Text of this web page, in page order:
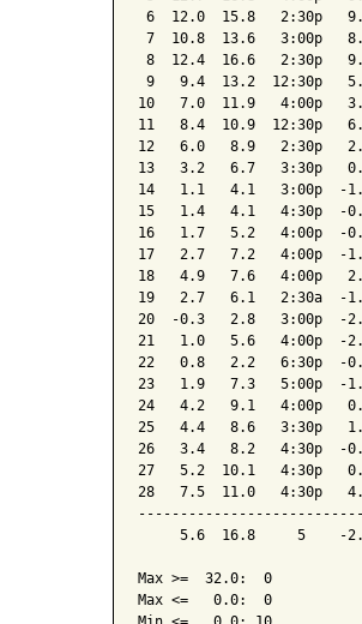
6  12.0  15.8   2:30p
7  10.8  13.6   3:00p
8  12.4  16.6   2:30p
9   9.4  13.2  12:30p
10   7.0  11.9   4:00p
11   8.4  10.9  12:30p
12   6.0   8.9   2:30p
13   3.2   6.7   3:30p
14   1.1   4.1   3:00p  -
15   1.4   4.1   4:30p  -
16   1.7   5.2   4:00p  -
17   2.7   7.2   4:00p  -
18   4.9   7.6   4:00p
19   2.7   6.1   2:30a  -
20  -0.3   2.8   3:00p  -
21   1.0   5.6   4:00p  -
22   0.8   2.2   6:30p  -
23   1.9   7.3   5:00p  -
24   4.2   9.1   4:00p
25   4.4   8.6   3:30p
26   3.4   8.2   4:30p  -
27   5.2  10.1   4:30p
28   7.5  11.0   4:30p
5.6  16.8     5    -
Max >=  32.0:  0
Max <=   0.0:  0